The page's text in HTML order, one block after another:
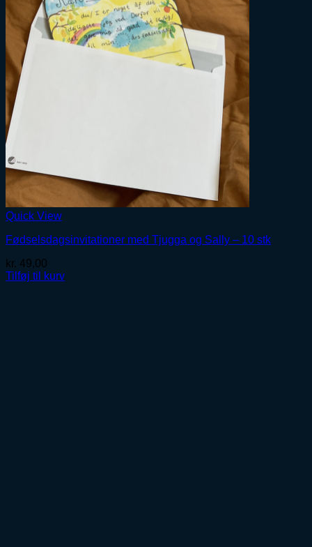
Quick View
Fødselsdagsinvitationer med Tjugga og Sally – 10 stk
kr. 49,00
Tilføj til kurv